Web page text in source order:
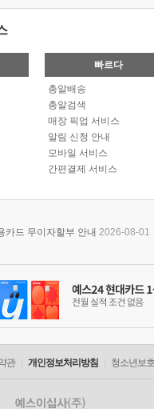
빠르다
총알배송
총알검색
매장 픽업 서비스
알림 신청 안내
모바일 서비스
간편결제 서비스
카드 무이자할부 안내 2026-08-01
관 개인정보처리방침 청소년보